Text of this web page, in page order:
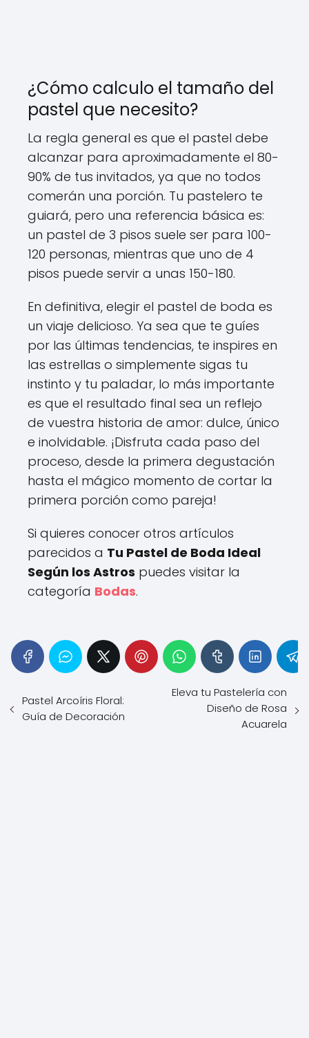
¿Cómo calculo el tamaño del
pastel que necesito?
La regla general es que el pastel debe
alcanzar para aproximadamente el 80-
90% de tus invitados, ya que no todos
comerán una porción. Tu pastelero te
guiará, pero una referencia básica es:
un pastel de 3 pisos suele ser para 100-
120 personas, mientras que uno de 4
pisos puede servir a unas 150-180.
En definitiva, elegir el pastel de boda es
un viaje delicioso. Ya sea que te guíes
por las últimas tendencias, te inspires en
las estrellas o simplemente sigas tu
instinto y tu paladar, lo más importante
es que el resultado final sea un reflejo
de vuestra historia de amor: dulce, único
e inolvidable. ¡Disfruta cada paso del
proceso, desde la primera degustación
hasta el mágico momento de cortar la
primera porción como pareja!
Si quieres conocer otros artículos
parecidos a Tu Pastel de Boda Ideal
Según los Astros puedes visitar la
categoría Bodas.
Pastel Arcoíris Floral:
Guía de Decoración
Eleva tu Pastelería con
Diseño de Rosa
Acuarela